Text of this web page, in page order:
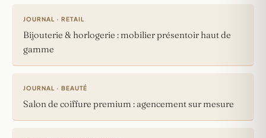
JOURNAL · RETAIL
Bijouterie & horlogerie : mobilier présentoir haut de
gamme
JOURNAL · BEAUTÉ
Salon de coiffure premium : agencement sur mesure